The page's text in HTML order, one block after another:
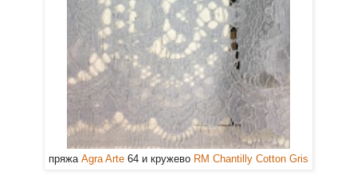
пряжа Agra Arte 64 и кружево RM Chantilly Cotton Gris